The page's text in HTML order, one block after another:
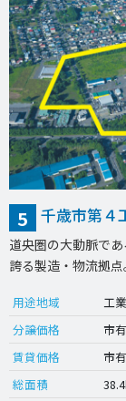
5 千歳市第４
道央圏の大動脈で
誇る製造・物流拠点
用途地域
工
分譲価格
市
賃貸価格
市
総面積